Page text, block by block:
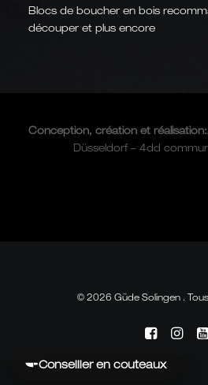
Blocs de boucher en bois
découper et plus encore
Conception, création et réalisation:
Düsseldorf – 4dd
© 2026 Güde Solingen .
Conseiller en couteaux